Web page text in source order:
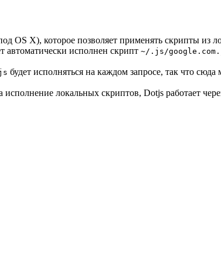
OS X), которое позволяет применять скрипты из
автоматически исполнен скрипт ~/.js/
будет исполняться на каждом запросе, так что
исполнение локальных скриптов, Dotjs работает